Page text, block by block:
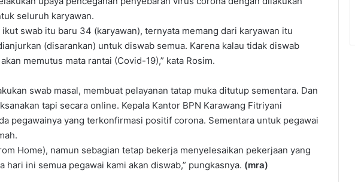
seluruh karyawan.
swab itu baru 34 (karyawan), ternyata memang dari karyawan itu
(disarankan) untuk diswab semua. Karena kalau tidak diswab
memutus mata rantai (Covid-19),” kata Rosim.
swab masal, membuat pelayanan tatap muka ditutup sementara. Dan
tapi secara online. Kepala Kantor BPN Karawang Fitriyani
pegawainya yang terkonfirmasi positif corona. Sementara untuk pegawai
Home), namun sebagian tetap bekerja menyelesaikan pekerjaan yang
hari ini semua pegawai kami akan diswab,” pungkasnya. (mra)